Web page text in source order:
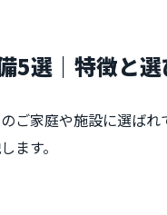
5選｜特徴と選
ご家庭や施設に選ば
ます。